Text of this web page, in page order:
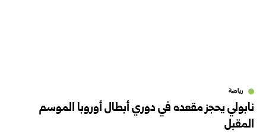
رياضة
نابولي يحجز مقعده في دوري أبطال أوروبا الموسم
المقبل